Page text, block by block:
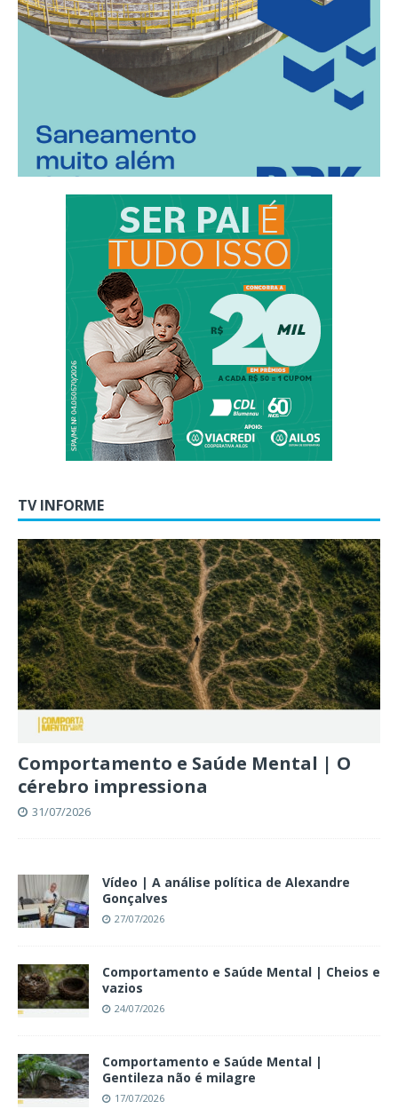
TV INFORME
Comportamento e Saúde Mental | O
cérebro impressiona
31/07/2026
Vídeo | A análise política de Alexandre
Gonçalves
27/07/2026
Comportamento e Saúde Mental | Cheios e
vazios
24/07/2026
Comportamento e Saúde Mental |
Gentileza não é milagre
17/07/2026